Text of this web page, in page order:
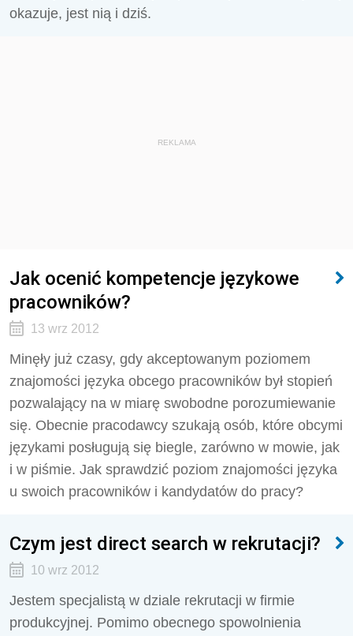
okazuje, jest nią i dziś.
REKLAMA
Jak ocenić kompetencje językowe
pracowników?
13 wrz 2012
Minęły już czasy, gdy akceptowanym poziomem
znajomości języka obcego pracowników był stopień
pozwalający na w miarę swobodne porozumiewanie
się. Obecnie pracodawcy szukają osób, które obcymi
językami posługują się biegle, zarówno w mowie, jak
i w piśmie. Jak sprawdzić poziom znajomości języka
u swoich pracowników i kandydatów do pracy?
Czym jest direct search w rekrutacji?
10 wrz 2012
Jestem specjalistą w dziale rekrutacji w firmie
produkcyjnej. Pomimo obecnego spowolnienia